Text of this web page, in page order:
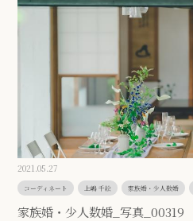
2021.05.27
コーディネート 上嶋 千絵 家族婚・少人数婚
家族婚・少人数婚_写真_00319